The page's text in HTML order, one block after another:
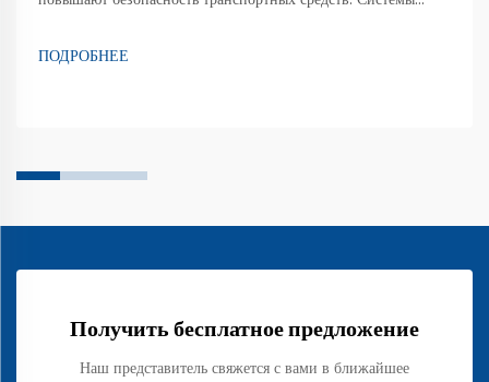
средств, определяя, заняты ли сиденья, и предоставляя точные
ПОДРОБНЕЕ
Получить бесплатное предложение
Наш представитель свяжется с вами в ближайшее